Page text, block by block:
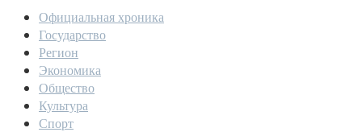
Официальная хроника
Государство
Регион
Экономика
Общество
Культура
Спорт